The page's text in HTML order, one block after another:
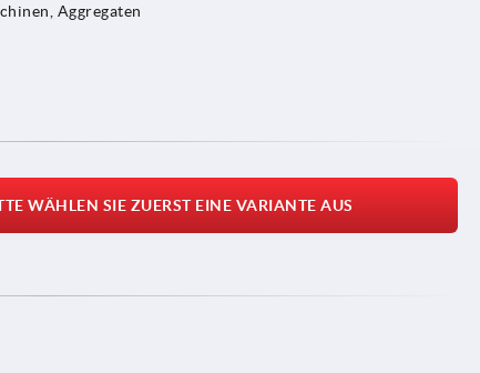
Aggregaten
WÄHLEN SIE ZUERST EINE VARIANTE AUS